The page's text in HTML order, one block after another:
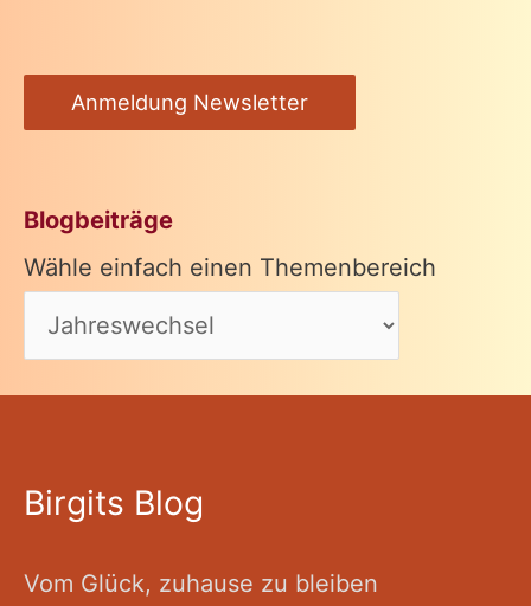
Anmeldung Newsletter
Blogbeiträge
Wähle einfach einen Themenbereich
Birgits Blog
Vom Glück, zuhause zu bleiben